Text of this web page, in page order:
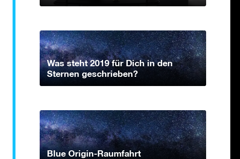
Was steht 2019 für Dich in den
Sternen geschrieben?
Blue Origin-Raumfahrt